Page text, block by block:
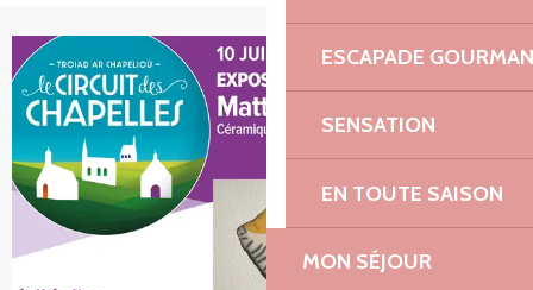
ESCAPADE
SENSATION
EN TOUTE SAISON
MON SÉJOUR